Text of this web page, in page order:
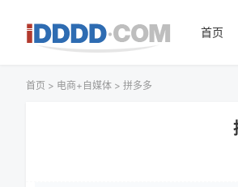
首页
首页 > 电商+自媒体 > 拼多多